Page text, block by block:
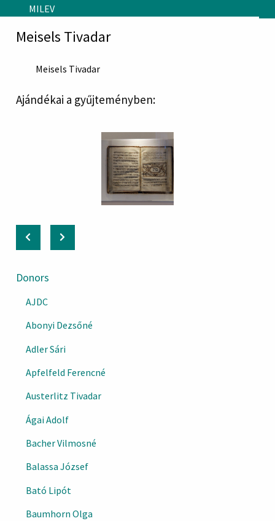
Skip to main content
MILEV
Donors
AJDC
Abonyi Dezsőné
Adler Sári
Apfelfeld Ferencné
Austerlitz Tivadar
Ágai Adolf
Bacher Vilmosné
Balassa József
Bató Lipót
Baumhorn Olga
Meisels Tivadar
Meisels Tivadar
Ajándékai a gyűjteményben: